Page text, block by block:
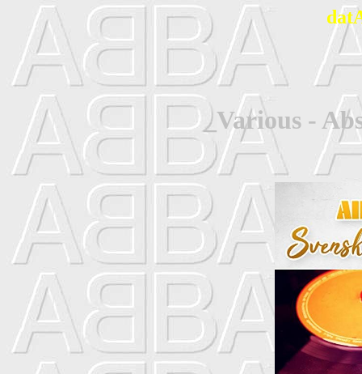
_Various -